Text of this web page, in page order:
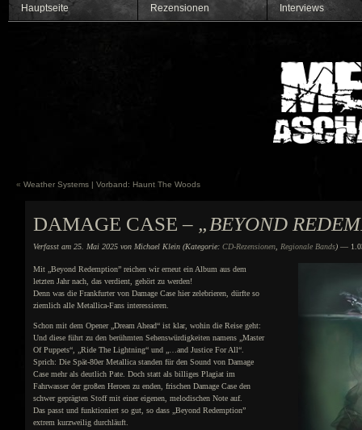
Hauptseite Rezensionen Interviews
« Weather Systems | Vorband: Haunt The Woods
DAMAGE CASE – „BEYOND
Verfasst am 25. Mai 2025 von Michael Klein (Kategorie: CD-Rezensionen Regionale Bands) —
Mit „Beyond Redemption” reichen wir erneut ein Album aus dem
letzten Jahr nach, das verdient, gehört zu werden!
Denn was die Frankfurter von Damage Case hier zelebrieren, dürfte so
ziemlich alle Metallica-Fans interessieren.
Schon mit dem Opener „Dream Ahead“ ist klar, wohin die Reise geht:
Und diese führt zu den berühmten Sehenswürdigkeiten namens „Master
Of Puppets“, „Ride The Lightning“ und „…and Justice For All“.
Sprich: Die Spät-80er Metallica standen für den Sound von Damage
Case mehr als deutlich Pate. Doch statt als billiges Plagiat im
Fahrwasser der großen Heroen zu enden, frischen Damage Case den
schwer geprägten Stoff mit einer eigenen, melodischen Note auf.
Das passt und funktioniert so gut, so dass „Beyond Redemption”
extrem kurzweilig durchläuft.